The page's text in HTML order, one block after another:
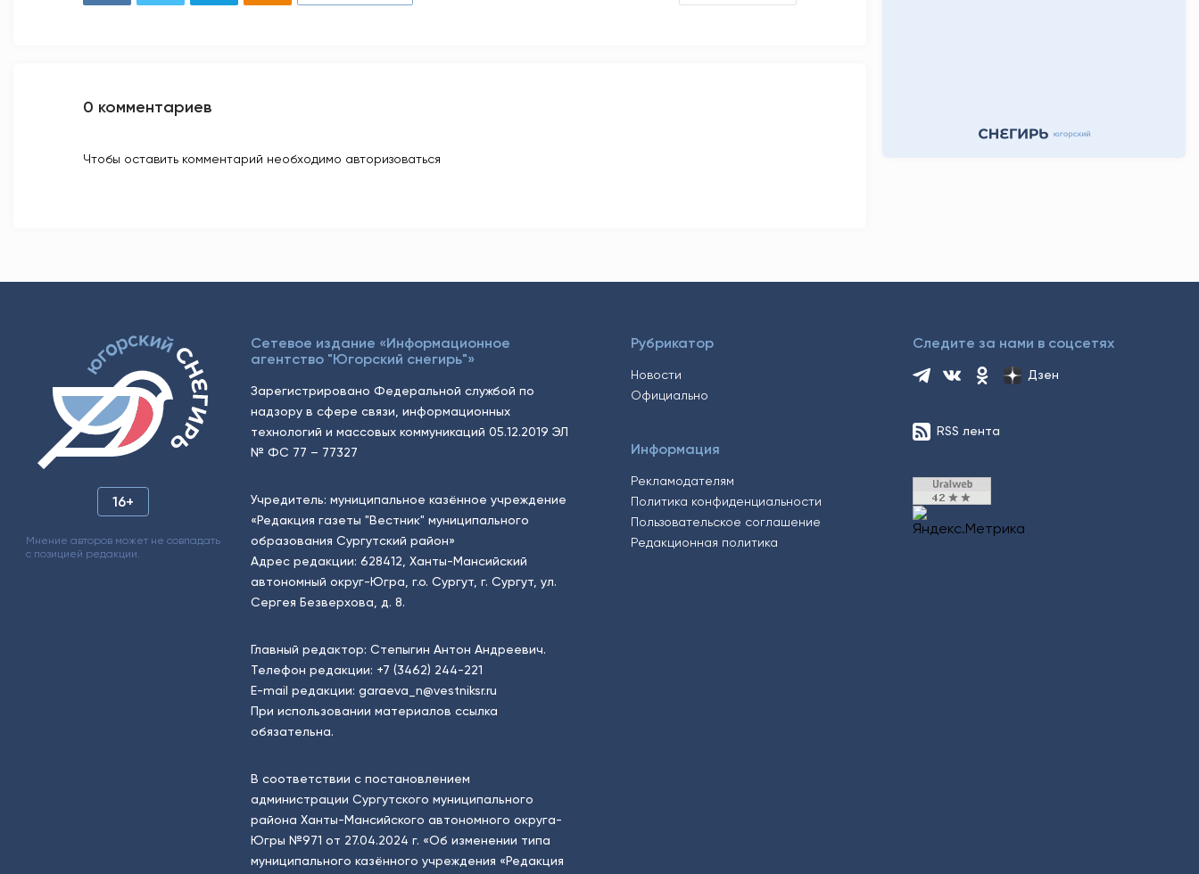
0 комментариев
Чтобы оставить комментарий необходимо авторизоваться
16+
Мнение авторов может не совпадать
с позицией редакции.
Сетевое издание «Информационное
агентство "Югорский снегирь"»
Зарегистрировано Федеральной службой по
надзору в сфере связи, информационных
технологий и массовых коммуникаций 05.12.2019 ЭЛ
№ ФС 77 – 77327
Учредитель: муниципальное казённое учреждение
«Редакция газеты "Вестник" муниципального
образования Сургутский район»
Адрес редакции: 628412, Ханты-Мансийский
автономный округ-Югра, г.о. Сургут, г. Сургут, ул.
Сергея Безверхова, д. 8.
Главный редактор: Степыгин Антон Андреевич.
Телефон редакции: +7 (3462) 244-221
E-mail редакции: garaeva_n@vestniksr.ru
При использовании материалов ссылка
обязательна.
В соответствии с постановлением
администрации Сургутского муниципального
района Ханты-Мансийского автономного округа-
Югры №971 от 27.04.2024 г. «Об изменении типа
муниципального казённого учреждения «Редакция
Рубрикатор
Новости
Официально
Информация
Рекламодателям
Политика конфиденциальности
Пользовательское соглашение
Редакционная политика
Следите за нами в соцсетях
Дзен
RSS лента